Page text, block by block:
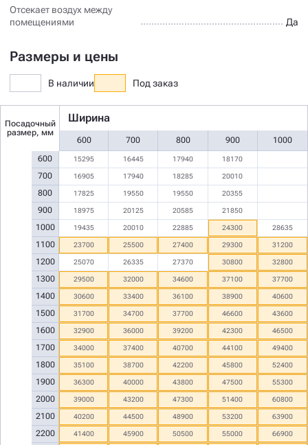
Отсекает воздух между
помещениями
Да
Размеры и цены
В наличии Под заказ
Посадочный
размер, мм
Ширина
600 700 800 900 1000
600
700
800
900
1000
1100
1200
1300
1400
1500
1600
1700
1800
1900
2000
2100
2200
15295 16445 17940 18170
16905 17940 18285 20010
17825 19550 19550 20355
18975 20125 20585 21850
19435 20010 22885 24300 28635
23700 25500 27400 29300 31200
25070 26335 27370 30800 32800
29500 32000 34600 37100 37700
30600 33400 36100 38900 40600
31700 34700 37700 46600 43600
32900 36000 39200 42300 46500
34000 37400 40700 44100 49400
35100 38700 42200 45800 52400
36300 40000 43800 47500 55300
39000 43200 47300 51400 60800
40200 44500 48900 53200 63900
41400 45900 50500 55000 66900